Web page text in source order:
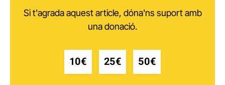
Si t'agrada aquest article, dóna'ns suport amb
una donació.
10€ 25€ 50€